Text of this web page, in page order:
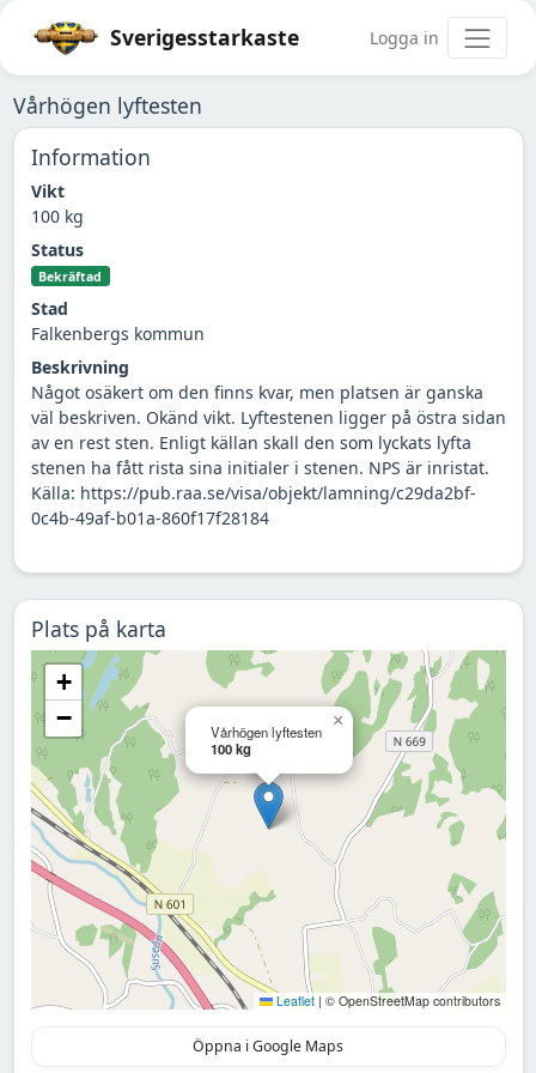
Sverigesstarkaste Logga in
Vårhögen lyftesten
Information
Vikt
100 kg
Status
Bekräftad
Stad
Falkenbergs kommun
Beskrivning
Något osäkert om den finns kvar, men platsen är ganska
väl beskriven. Okänd vikt. Lyftestenen ligger på östra sidan
av en rest sten. Enligt källan skall den som lyckats lyfta
stenen ha fått rista sina initialer i stenen. NPS är inristat.
Källa: https://pub.raa.se/visa/objekt/lamning/c29da2bf-
0c4b-49af-b01a-860f17f28184
Plats på karta
Vårhögen lyftesten
100 kg
×
+
−
Leaflet | © OpenStreetMap contributors
Öppna i Google Maps